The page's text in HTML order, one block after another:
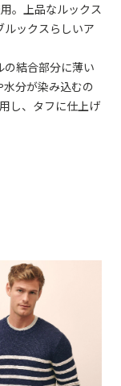
。上品なルックス
ルックスらしいア
の結合部分に薄い
分が染み込むの
し、タフに仕上げ